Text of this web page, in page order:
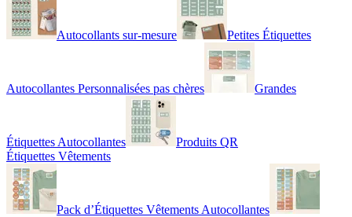
Autocollants sur-mesure Petites Étiquettes
Autocollantes Personnalisées pas chères Grandes
Étiquettes Autocollantes
Produits QR
Étiquettes Vêtements
Pack d’Étiquettes Vêtements Autocollantes